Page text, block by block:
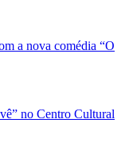
a nova comédia “O
no Centro Cultural